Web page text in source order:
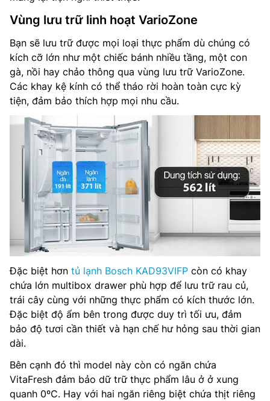
Vùng lưu trữ linh hoạt VarioZone
Bạn sẽ lưu trữ được mọi loại thực phẩm dù chúng có
kích cỡ lớn như một chiếc bánh nhiều tầng, một con
gà, nồi hay chảo thông qua vùng lưu trữ VarioZone.
Các khay kệ kính có thể tháo rời hoàn toàn cực kỳ
tiện, đảm bảo thích hợp mọi nhu cầu.
Đặc biệt hơn tủ lạnh Bosch KAD93VIFP còn có khay
chứa lớn multibox drawer phù hợp để lưu trữ rau củ,
trái cây cùng với những thực phẩm có kích thước lớn.
Đặc biệt độ ẩm bên trong được duy trì tối ưu, đảm
bảo độ tươi cần thiết và hạn chế hư hỏng sau thời gian
dài.
Bên cạnh đó thì model này còn có ngăn chứa
VitaFresh đảm bảo dữ trữ thực phẩm lâu ở ở xung
quanh 0ºC. Hay với hai ngăn riêng biệt chứa thịt riêng